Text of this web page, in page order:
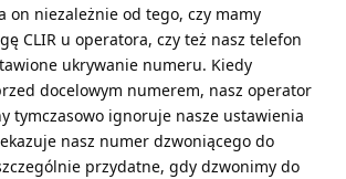
on niezależnie od tego, czy mamy
CLIR u operatora, czy też nasz telefon
ukrywanie numeru. Kiedy
docelowym numerem, nasz operator
tymczasowo ignoruje nasze ustawienia
nasz numer dzwoniącego do
przydatne, gdy dzwonimy do